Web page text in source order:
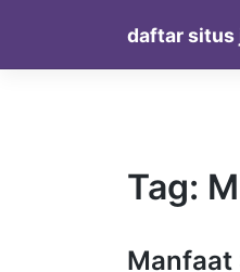
content
daftar situs
Tag:
Manfaat